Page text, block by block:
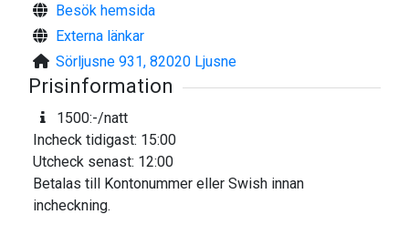
Besök hemsida
Externa länkar
Sörljusne 931, 82020 Ljusne
Prisinformation
1500:-/natt
Incheck tidigast: 15:00
Utcheck senast: 12:00
Betalas till Kontonummer eller Swish innan
incheckning.